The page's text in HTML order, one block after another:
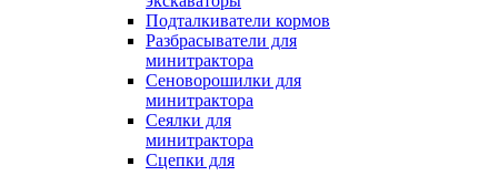
Подталкиватели кормов
Разбрасыватели для
минитрактора
Сеноворошилки для
минитрактора
Сеялки для
минитрактора
Сцепки для